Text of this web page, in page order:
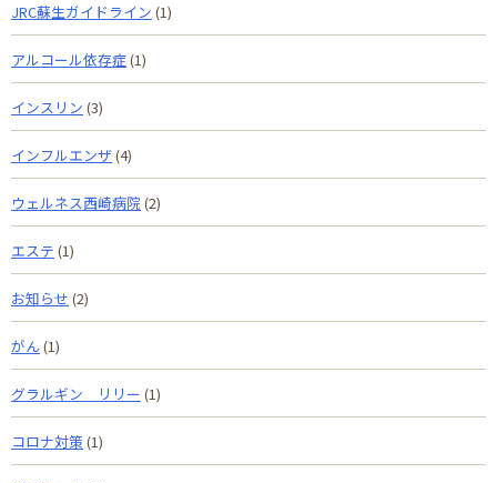
JRC蘇生ガイドライン (1)
アルコール依存症(1)
インスリン (3)
インフルエンザ (4)
ウェルネス西崎病院 (2)
エステ (1)
お知らせ (2)
がん(1)
グラルギン リリー (1)
コロナ対策 (1)